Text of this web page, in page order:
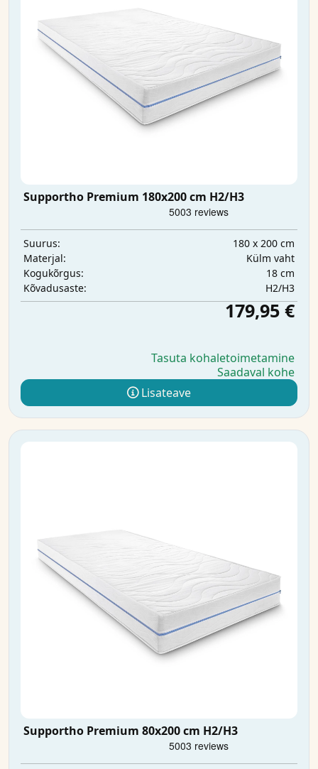
Supportho Premium 180x200 cm H2/H3
Suurus:
180 x 200 cm
Materjal:
Külm vaht
Kogukõrgus:
18 cm
Kõvadusaste:
H2/H3
179,95 €
Tasuta kohaletoimetamine
Saadaval kohe
Lisateave
Supportho Premium 80x200 cm H2/H3